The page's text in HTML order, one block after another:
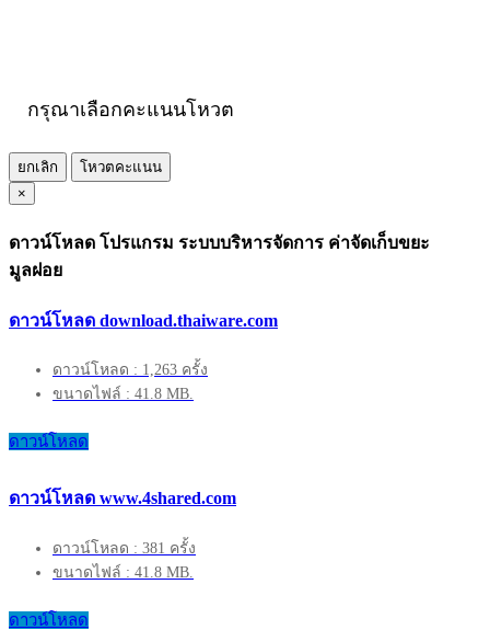
กรุณาเลือกคะแนนโหวต
ยกเลิก
โหวตคะแนน
×
ดาวน์โหลด โปรแกรม ระบบบริหารจัดการ ค่าจัดเก็บขยะ
มูลฝอย
ดาวน์โหลด download.thaiware.com
ดาวน์โหลด : 1,263 ครั้ง
ขนาดไฟล์ : 41.8 MB.
ดาวน์โหลด
ดาวน์โหลด www.4shared.com
ดาวน์โหลด : 381 ครั้ง
ขนาดไฟล์ : 41.8 MB.
ดาวน์โหลด